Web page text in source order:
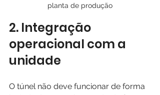
planta de produção
2. Integração
operacional com a
unidade
O túnel não deve funcionar de forma